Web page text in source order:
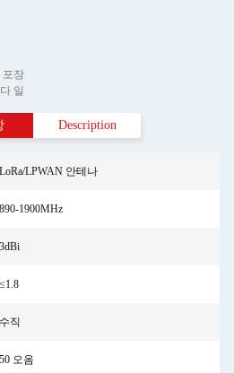
포장
일
Description
LoRa/LPWAN 안테나
890-1900MHz
3dBi
≤1.8
수직
50 오옴